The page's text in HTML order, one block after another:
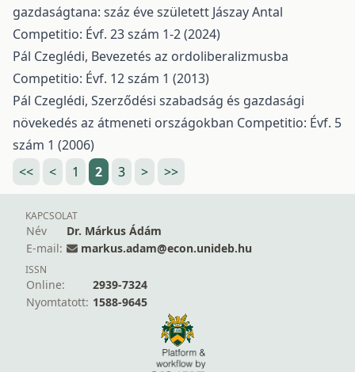
gazdaságtana: száz éve született Jászay Antal
Competitio: Évf. 23 szám 1-2 (2024)
Pál Czeglédi, Bevezetés az ordoliberalizmusba
Competitio: Évf. 12 szám 1 (2013)
Pál Czeglédi, Szerződési szabadság és gazdasági
növekedés az átmeneti országokban Competitio: Évf. 5
szám 1 (2006)
<<
< 1 2 3 > >>
KAPCSOLAT
Név
Dr. Márkus Ádám
E-mail:
markus.adam@econ.unideb.hu
ISSN
Online:
2939-7324
Nyomtatott: 1588-9645